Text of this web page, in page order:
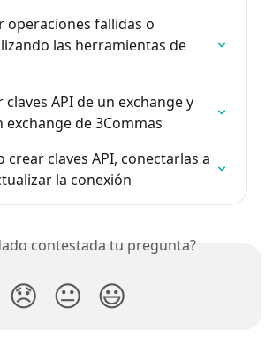
operaciones fallidas o
las herramientas de
API de un exchange y
de 3Commas
crear claves API, conectarlas a
la conexión
contestada tu pregunta?
😞 😐 😃